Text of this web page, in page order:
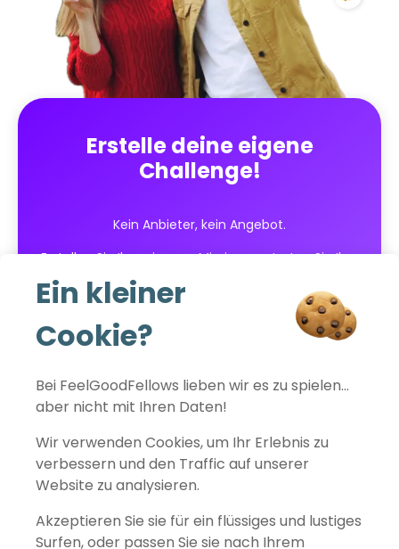
Erstelle deine eigene
Challenge!
Kein Anbieter, kein Angebot.
Erstellen Sie Ihre eigenen Missionen, starten Sie Ihre
Wettbewerbe in wenigen Klicks und verfolgen Sie
die Ergebnisse in Echtzeit!
Kostenlos starten
Ein kleiner
Cookie?
Bei FeelGoodFellows lieben wir es zu spielen…
aber nicht mit Ihren Daten!
Wir verwenden Cookies, um Ihr Erlebnis zu
verbessern und den Traffic auf unserer
Website zu analysieren.
Akzeptieren Sie sie für ein flüssiges und lustiges
Surfen, oder passen Sie sie nach Ihrem
FeelGoodFellows